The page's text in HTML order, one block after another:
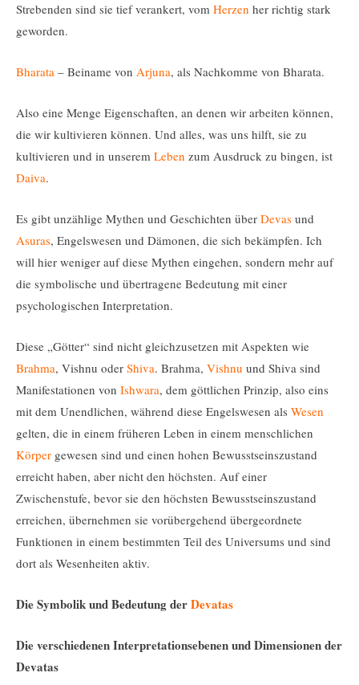
Strebenden sind sie tief verankert, vom Herzen her richtig stark
geworden.
Bharata – Beiname von Arjuna, als Nachkomme von Bharata.
Also eine Menge Eigenschaften, an denen wir arbeiten können,
die wir kultivieren können. Und alles, was uns hilft, sie zu
kultivieren und in unserem Leben zum Ausdruck zu bingen, ist
Daiva.
Es gibt unzählige Mythen und Geschichten über Devas und
Asuras, Engelswesen und Dämonen, die sich bekämpfen. Ich
will hier weniger auf diese Mythen eingehen, sondern mehr auf
die symbolische und übertragene Bedeutung mit einer
psychologischen Interpretation.
Diese „Götter“ sind nicht gleichzusetzen mit Aspekten wie
Brahma, Vishnu oder Shiva. Brahma, Vishnu und Shiva sind
Manifestationen von Ishwara, dem göttlichen Prinzip, also eins
mit dem Unendlichen, während diese Engelswesen als Wesen
gelten, die in einem früheren Leben in einem menschlichen
Körper gewesen sind und einen hohen Bewusstseinszustand
erreicht haben, aber nicht den höchsten. Auf einer
Zwischenstufe, bevor sie den höchsten Bewusstseinszustand
erreichen, übernehmen sie vorübergehend übergeordnete
Funktionen in einem bestimmten Teil des Universums und sind
dort als Wesenheiten aktiv.
Die Symbolik und Bedeutung derDevatas
Die verschiedenen Interpretationsebenen und Dimensionen der
Devatas